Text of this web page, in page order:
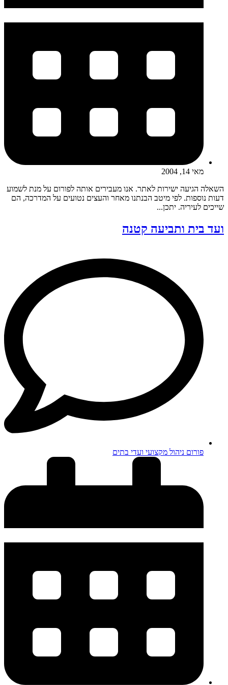
מאי 14, 2004
השאלה הגיעה ישירות לאתר. אנו מעבירים אותה לפורום על מנת לשמוע
דעות נוספות. לפי מיטב הבנתנו מאחר והעצים נטועים על המדרכה, הם
שייכים לעיריה. יתכן...
ועד בית ותביעה קטנה
פורום ניהול מקצועי ועדי בתים